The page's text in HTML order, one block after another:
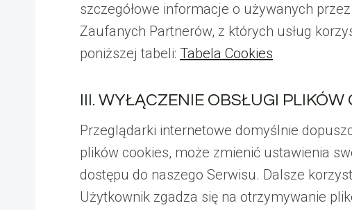
szczegółowe informacje o używanych
Zaufanych Partnerów, z których usług
poniższej tabeli: Tabela Cookies
III. WYŁĄCZENIE OBSŁUGI PLIKÓW
Przeglądarki internetowe domyślnie
plików cookies, może zmienić ustawienia
dostępu do naszego Serwisu. Dalsze
Użytkownik zgadza się na otrzymywanie